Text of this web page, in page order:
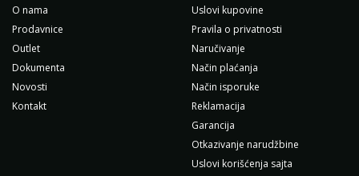
O nama
Prodavnice
Outlet
Dokumenta
Novosti
Kontakt
Uslovi kupovine
Pravila o privatnosti
Naručivanje
Način plaćanja
Način isporuke
Reklamacija
Garancija
Otkazivanje narudžbine
Uslovi korišćenja sajta